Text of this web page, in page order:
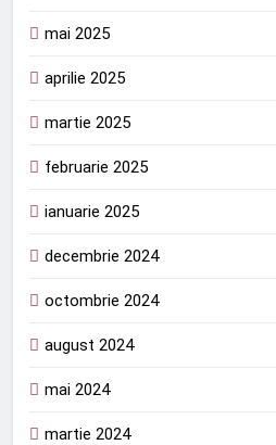
mai 2025
aprilie 2025
martie 2025
februarie 2025
ianuarie 2025
decembrie 2024
octombrie 2024
august 2024
mai 2024
martie 2024